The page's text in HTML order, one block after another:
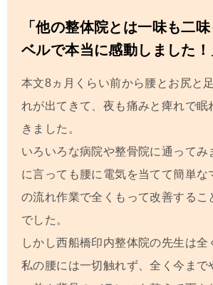
「他の整体院とは一味も二
ベルで本当に感動しました！
本文8ヵ月くらい前から腰とお尻と
れが出てきて、夜も痛みと痺れで眠
きました。
いろいろな病院や整骨院に通ってみ
に言っても腰に電気を当てて簡単な
の流れ作業で全くもって改善するこ
でした。
しかし西船橋印内整体院の先生は全
私の腰には一切触れず、全く今まで